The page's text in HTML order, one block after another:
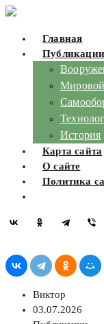
Skip
content
Главная
Публикации
Мировой
История
Карта сайта
О сайте
Политика
Виктор
03.07.2026